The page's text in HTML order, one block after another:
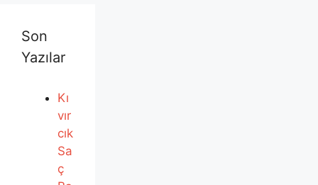
Son
Yazılar
Kı
vır
cık
Sa
ç